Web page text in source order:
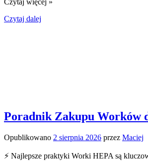
Czytaj więcej »
Czytaj dalej
Poradnik Zakupu Worków
Opublikowano 2 sierpnia 2026 przez Maciej
⚡ Najlepsze praktyki Worki HEPA są